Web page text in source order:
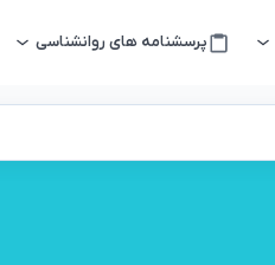
پرسشنامه های روانشناسی